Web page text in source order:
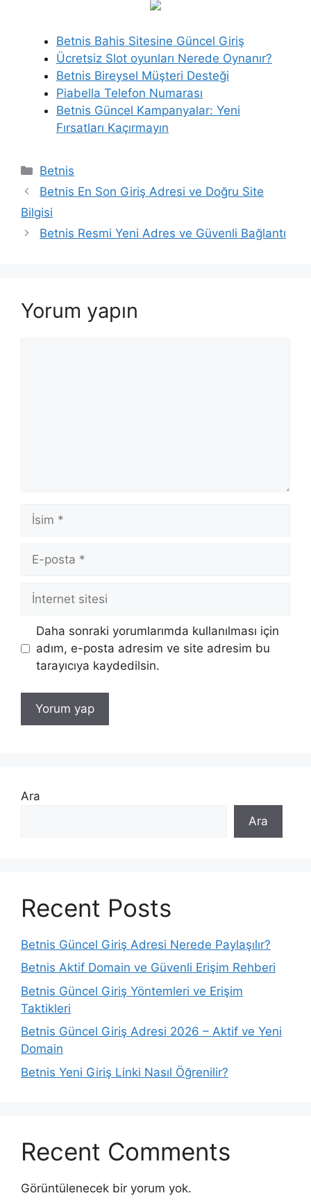
Betnis Bahis Sitesine Güncel Giriş
Ücretsiz Slot oyunları Nerede Oynanır?
Betnis Bireysel Müşteri Desteği
Piabella Telefon Numarası
Betnis Güncel Kampanyalar: Yeni
Fırsatları Kaçırmayın
Kategoriler
Betnis
Betnis En Son Giriş Adresi ve Doğru Site
Bilgisi
Betnis Resmi Yeni Adres ve Güvenli Bağlantı
Yorum yapın
İsim
posta
İnternet
Daha sonraki yorumlarımda kullanılması için
adım, e-posta adresim ve site adresim bu
tarayıcıya kaydedilsin.
Ara
Ara
Recent Posts
Betnis Güncel Giriş Adresi Nerede Paylaşılır?
Betnis Aktif Domain ve Güvenli Erişim Rehberi
Betnis Güncel Giriş Yöntemleri ve Erişim
Taktikleri
Betnis Güncel Giriş Adresi 2026 – Aktif ve Yeni
Domain
Betnis Yeni Giriş Linki Nasıl Öğrenilir?
Recent Comments
Görüntülenecek bir yorum yok.